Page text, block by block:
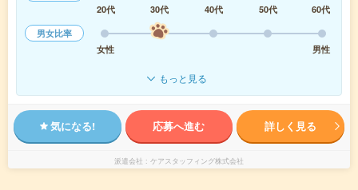
20代
30代 40代 50代
60代
男女比率
女性
男性
もっと見る
気になる! 応募へ進む 詳しく見る
派遣会社 ケアスタッフィング株式会社